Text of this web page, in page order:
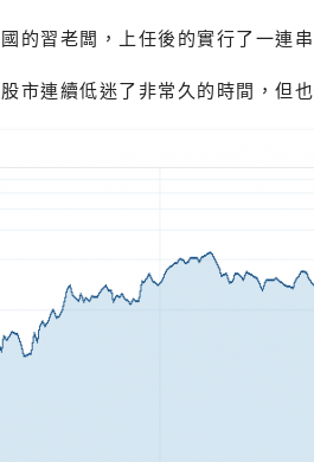
的習老闆，上任後的實行了一連串
市連續低迷了非常久的時間，但